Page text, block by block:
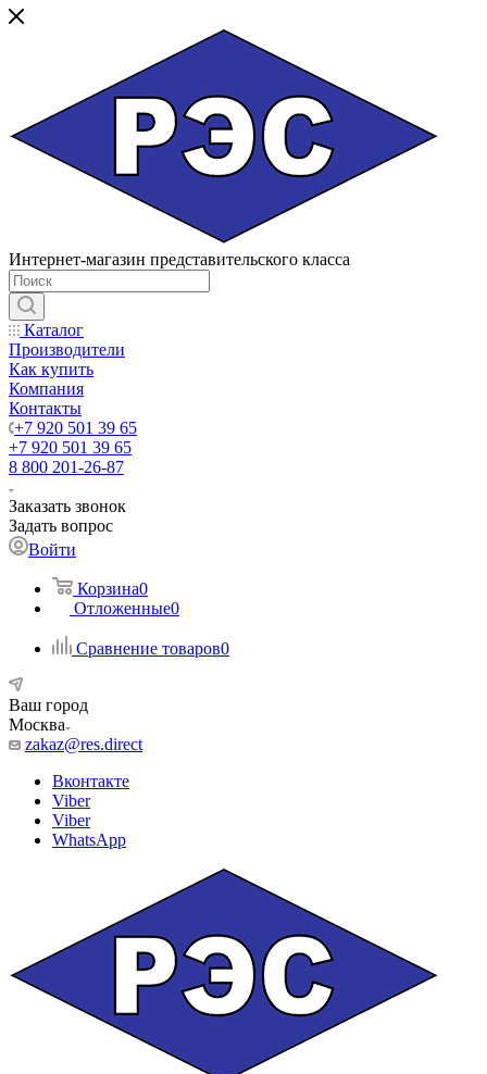
Интернет-магазин представительского класса
Каталог
Производители
Как купить
Компания
Контакты
+7 920 501 39 65
+7 920 501 39 65
8 800 201-26-87
Заказать звонок
Задать вопрос
Войти
Корзина0
Отложенные0
Сравнение товаров0
Ваш город
Москва
zakaz@res.direct
Вконтакте
Viber
Viber
WhatsApp